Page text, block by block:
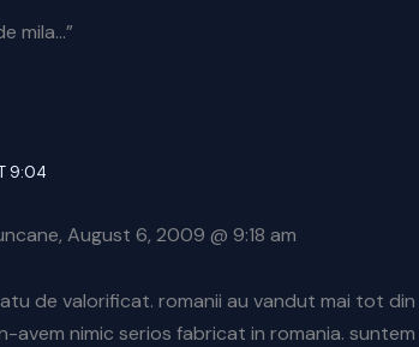
mila…”
9:04
August 6, 2009 @ 9:18 am
de valorificat. romanii au vandut mai tot
avem nimic serios fabricat in romania.